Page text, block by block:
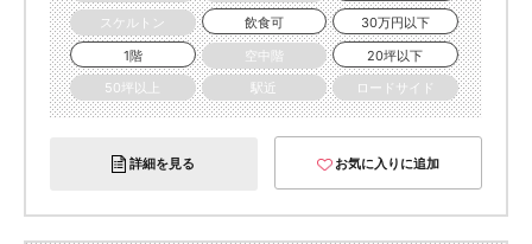
スケルトン
飲食可
30万円以下
1階
空中階
20坪以下
50坪以上
駅近 ロードサイド
詳細を見る お気に入りに追加